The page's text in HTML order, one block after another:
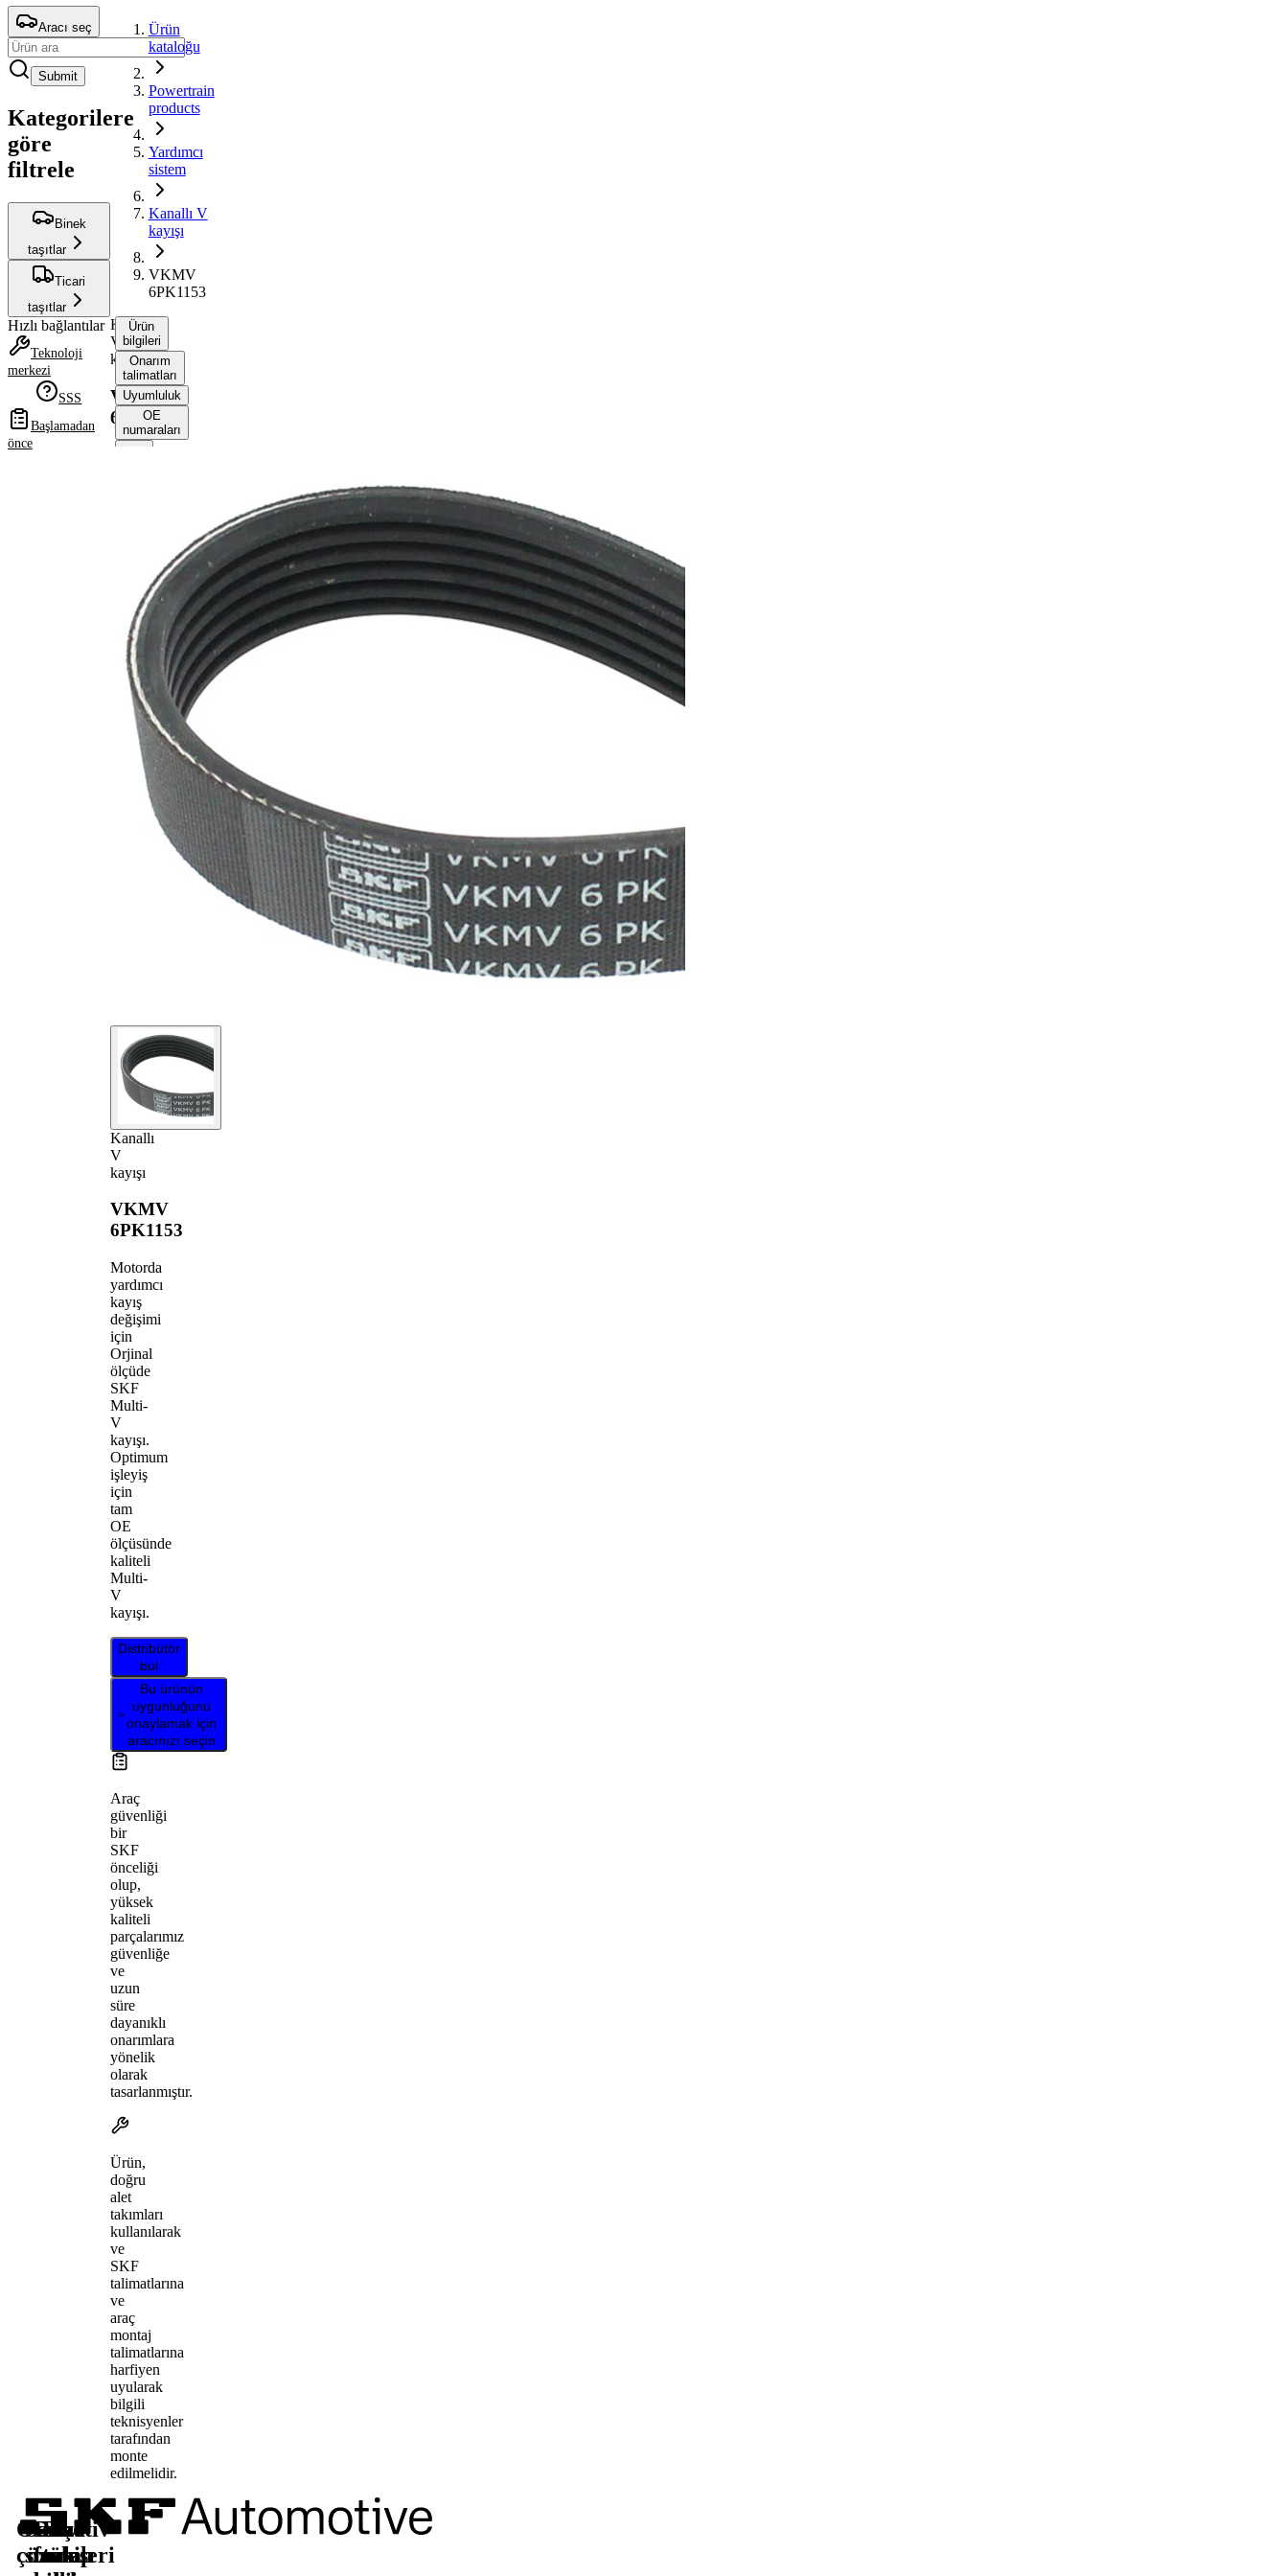
Aracı seç
Submit
Kategorilere
göre
filtrele
Binek
taşıtlar
Ticari
taşıtlar
Hızlı bağlantılar
Teknoloji
merkezi
SSS
Başlamadan
önce
Ürün
kataloğu
Powertrain
products
Yardımcı
sistem
Kanallı V
kayışı
VKMV
6PK1153
Kanallı
V
kayışı
VKMV
6PK1153
Kanallı
V
kayışı
VKMV
6PK1153
Motorda
yardımcı
kayış
değişimi
için
Orjinal
ölçüde
SKF
Multi-
V
kayışı.
Optimum
işleyiş
için
tam
OE
ölçüsünde
kaliteli
Multi-
V
kayışı.
Distribütör
bul
Bu ürünün
uygunluğunu
onaylamak için
aracınızı seçin
Araç
güvenliği
bir
SKF
önceliği
olup,
yüksek
kaliteli
parçalarımız
güvenliğe
ve
uzun
süre
dayanıklı
onarımlara
yönelik
olarak
tasarlanmıştır.
Ürün,
doğru
alet
takımları
kullanılarak
ve
SKF
talimatlarına
ve
araç
montaj
talimatlarına
harfiyen
uyularak
bilgili
teknisyenler
tarafından
monte
edilmelidir.
Ürün
bilgileri
Onarım
talimatları
Uyumluluk
OE
numaraları
mm
Genişlik
21,36
mm
Renk
siyah
Kaburga
sayısı
6
SVHC
SVHC
maddesi
mevcut
değil!
Kayış
malzemesi
EPDM
(Etilen
Propilen
Dien
Kauçuk)
Otomotiv
çözümleri
Satış
sonrası
Daha
fazla
Bizi
takip